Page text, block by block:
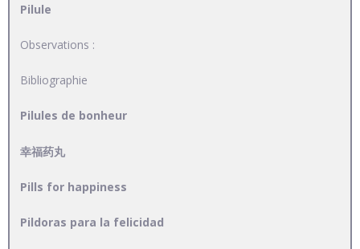
Pilule
Observations :
Bibliographie
Pilules de bonheur
幸福药丸
Pills for happiness
Pildoras para la felicidad